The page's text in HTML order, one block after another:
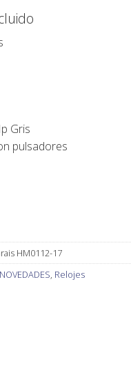
Gris
pulsadores
HM0112-17
NOVEDADES Relojes